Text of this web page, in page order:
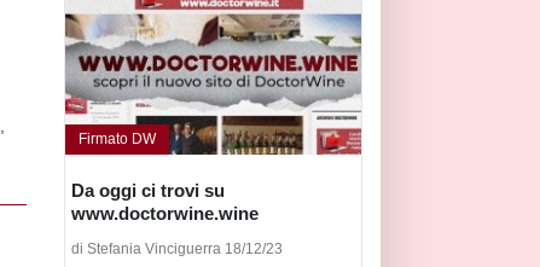
Firmato DW
Da oggi ci trovi su
www.doctorwine.wine
di Stefania Vinciguerra 18/12/23